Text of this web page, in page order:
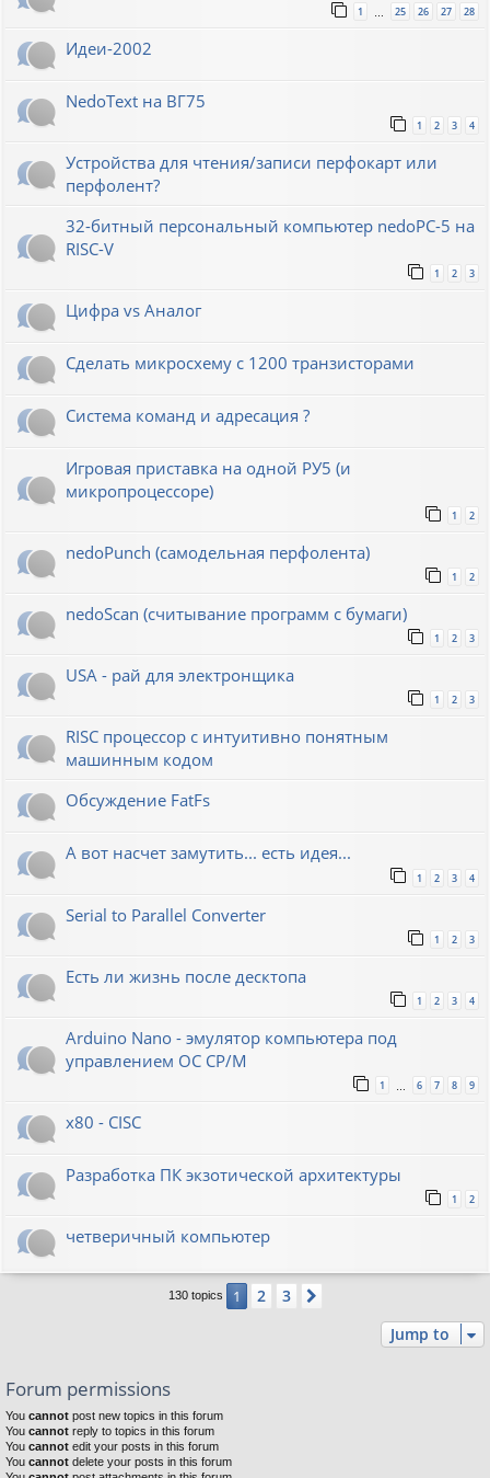
1 25 26 27 28
Идеи-2002
NedoText на ВГ75
1 2 3 4
Устройства для чтения/записи перфокарт или
перфолент?
32-битный персональный компьютер nedoPC-5 на
RISC-V
1 2 3
Цифра vs Аналог
Сделать микросхему с 1200 транзисторами
Система команд и адресация ?
Игровая приставка на одной РУ5 (и
микропроцессоре)
1 2
nedoPunch (самодельная перфолента)
1 2
nedoScan (считывание программ с бумаги)
1 2 3
USA - рай для электронщика
1 2 3
RISC процессор с интуитивно понятным
машинным кодом
Обсуждение FatFs
А вот насчет замутить... есть идея...
1 2 3 4
Serial to Parallel Converter
1 2 3
Есть ли жизнь после десктопа
1 2 3 4
Arduino Nano - эмулятор компьютера под
управлением ОС CP/M
1 6 7 8 9
x80 - CISC
Разработка ПК экзотической архитектуры
1 2
четверичный компьютер
130 topics 1 2 3
Jump to
Forum permissions
You cannot post new topics in this forum
You cannot reply to topics in this forum
You cannot edit your posts in this forum
You cannot delete your posts in this forum